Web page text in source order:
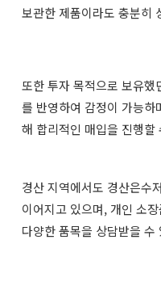
보관한 제품이라도 충분히
또한 투자 목적으로 보유했
를 반영하여 감정이 가능
해 합리적인 매입을 진행할
경산 지역에서도 경산은수
이어지고 있으며, 개인 소
다양한 품목을 상담받을 수